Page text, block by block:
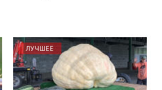
ЛУЧШЕЕ